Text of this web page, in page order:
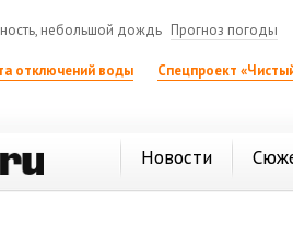
небольшой дождь Прогноз погоды
отключений воды
Спецпроект
Новости